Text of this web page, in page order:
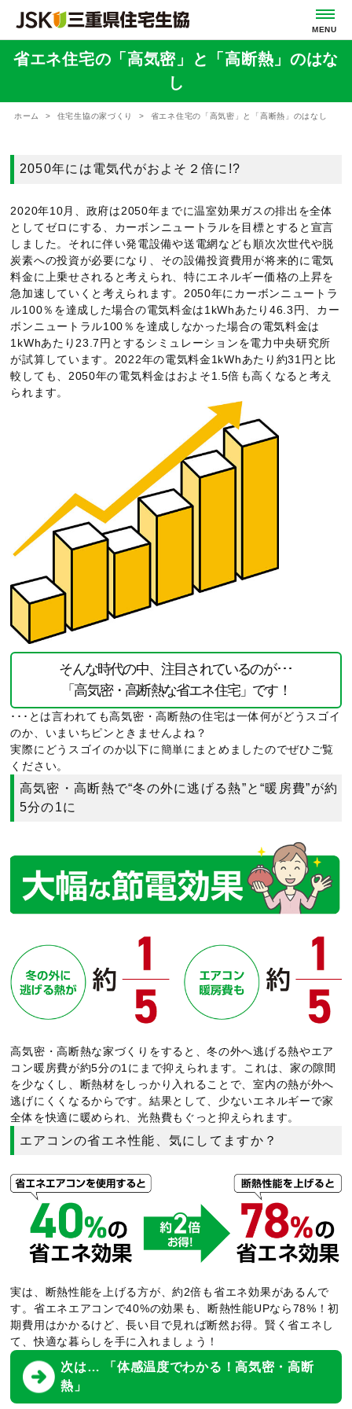
省エネ住宅の「高気密」と「高断熱」のはな
し
ホーム 住宅生協の家づくり 省エネ住宅の「高気密」と「高断熱」のはなし
2050年には電気代がおよそ２倍に!?
2020年10月、政府は2050年までに温室効果ガスの排出を全体
としてゼロにする、カーボンニュートラルを目標とすると宣言
しました。それに伴い発電設備や送電網なども順次次世代や脱
炭素への投資が必要になり、その設備投資費用が将来的に電気
料金に上乗せされると考えられ、特にエネルギー価格の上昇を
急加速していくと考えられます。2050年にカーボンニュートラ
ル100％を達成した場合の電気料金は1kWhあたり46.3円、カー
ボンニュートラル100％を達成しなかった場合の電気料金は
1kWhあたり23.7円とするシミュレーションを電力中央研究所
が試算しています。2022年の電気料金1kWhあたり約31円と比
較しても、2050年の電気料金はおよそ1.5倍も高くなると考え
られます。
そんな時代の中、注目されているのが･･･
「高気密・高断熱な省エネ住宅」です！
･･･とは言われても高気密・高断熱の住宅は一体何がどうスゴイ
のか、いまいちピンときませんよね？
実際にどうスゴイのか以下に簡単にまとめましたのでぜひご覧
ください。
高気密・高断熱で“冬の外に逃げる熱”と“暖房費”が約
5分の1に
高気密・高断熱な家づくりをすると、冬の外へ逃げる熱やエア
コン暖房費が約5分の1にまで抑えられます。これは、家の隙間
を少なくし、断熱材をしっかり入れることで、室内の熱が外へ
逃げにくくなるからです。結果として、少ないエネルギーで家
全体を快適に暖められ、光熱費もぐっと抑えられます。
エアコンの省エネ性能、気にしてますか？
実は、断熱性能を上げる方が、約2倍も省エネ効果があるんで
す。省エネエアコンで40%の効果も、断熱性能UPなら78%！初
期費用はかかるけど、長い目で見れば断然お得。賢く省エネし
て、快適な暮らしを手に入れましょう！
次は… 「体感温度でわかる！高気密・高断
熱」